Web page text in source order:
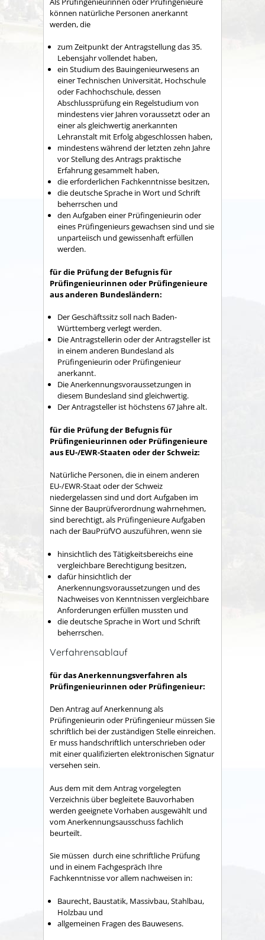
können natürliche Personen anerkannt
werden, die
zum Zeitpunkt der Antragstellung das 35.
Lebensjahr vollendet haben,
ein Studium des Bauingenieurwesens an
einer Technischen Universität, Hochschule
oder Fachhochschule, dessen
Abschlussprüfung ein Regelstudium von
mindestens vier Jahren voraussetzt oder an
einer als gleichwertig anerkannten
Lehranstalt mit Erfolg abgeschlossen haben,
mindestens während der letzten zehn Jahre
vor Stellung des Antrags praktische
Erfahrung gesammelt haben,
die erforderlichen Fachkenntnisse besitzen,
die deutsche Sprache in Wort und Schrift
beherrschen und
den Aufgaben einer Prüfingenieurin oder
eines Prüfingenieurs gewachsen sind und sie
unparteiisch und gewissenhaft erfüllen
werden.
für die Prüfung der Befugnis für
Prüfingenieurinnen oder Prüfingenieure
aus anderen Bundesländern:
Der Geschäftssitz soll nach Baden-
Württemberg verlegt werden.
Die Antragstellerin oder der Antragsteller ist
in einem anderen Bundesland als
Prüfingenieurin oder Prüfingenieur
anerkannt.
Die Anerkennungsvoraussetzungen in
diesem Bundesland sind gleichwertig.
Der Antragsteller ist höchstens 67 Jahre alt.
für die Prüfung der Befugnis für
Prüfingenieurinnen oder Prüfingenieure
aus EU-/EWR-Staaten oder der Schweiz:
Natürliche Personen, die in einem anderen
EU-/EWR-Staat oder der Schweiz
niedergelassen sind und dort Aufgaben im
Sinne der Bauprüfverordnung wahrnehmen,
sind berechtigt, als Prüfingenieure Aufgaben
nach der BauPrüfVO auszuführen, wenn sie
hinsichtlich des Tätigkeitsbereichs eine
vergleichbare Berechtigung besitzen,
dafür hinsichtlich der
Anerkennungsvoraussetzungen und des
Nachweises von Kenntnissen vergleichbare
Anforderungen erfüllen mussten und
die deutsche Sprache in Wort und Schrift
beherrschen.
Verfahrensablauf
für das Anerkennungsverfahren als
Prüfingenieurinnen oder Prüfingenieur:
Den Antrag auf Anerkennung als
Prüfingenieurin oder Prüfingenieur müssen Sie
schriftlich bei der zuständigen Stelle einreichen.
Er muss handschriftlich unterschrieben oder
mit einer qualifizierten elektronischen Signatur
versehen sein.
Aus dem mit dem Antrag vorgelegten
Verzeichnis über begleitete Bauvorhaben
werden geeignete Vorhaben ausgewählt und
vom Anerkennungsausschuss fachlich
beurteilt.
Sie müssen durch eine schriftliche Prüfung
und in einem Fachgespräch Ihre
Fachkenntnisse vor allem nachweisen in:
Baurecht, Baustatik, Massivbau, Stahlbau,
Holzbau und
allgemeinen Fragen des Bauwesens.